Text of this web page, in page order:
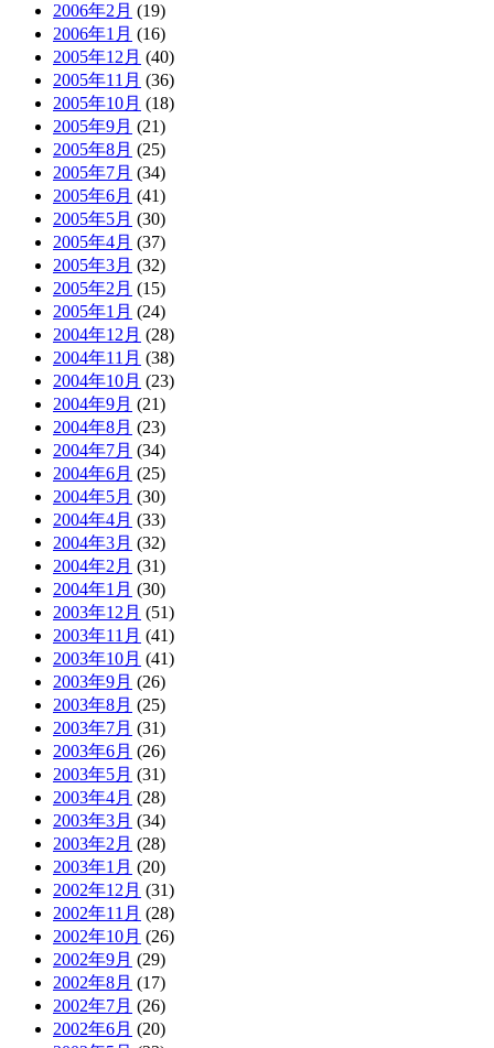
2006年2月 (19)
2006年1月 (16)
2005年12月 (40)
2005年11月 (36)
2005年10月 (18)
2005年9月 (21)
2005年8月 (25)
2005年7月 (34)
2005年6月 (41)
2005年5月 (30)
2005年4月 (37)
2005年3月 (32)
2005年2月 (15)
2005年1月 (24)
2004年12月 (28)
2004年11月 (38)
2004年10月 (23)
2004年9月 (21)
2004年8月 (23)
2004年7月 (34)
2004年6月 (25)
2004年5月 (30)
2004年4月 (33)
2004年3月 (32)
2004年2月 (31)
2004年1月 (30)
2003年12月 (51)
2003年11月 (41)
2003年10月 (41)
2003年9月 (26)
2003年8月 (25)
2003年7月 (31)
2003年6月 (26)
2003年5月 (31)
2003年4月 (28)
2003年3月 (34)
2003年2月 (28)
2003年1月 (20)
2002年12月 (31)
2002年11月 (28)
2002年10月 (26)
2002年9月 (29)
2002年8月 (17)
2002年7月 (26)
2002年6月 (20)